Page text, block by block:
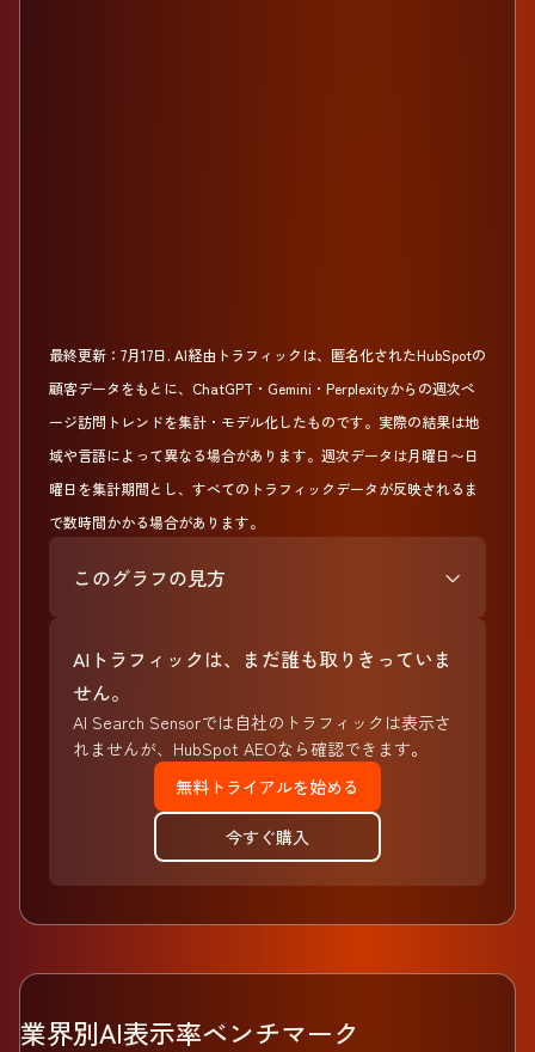
最終更新： 7月17日. AI経由トラフィックは、匿名化されたHubSpotの
顧客データをもとに、ChatGPT・Gemini・Perplexityからの週次ペ
ージ訪問トレンドを集計・モデル化したものです。実際の結果は地
域や言語によって異なる場合があります。週次データは月曜日〜日
曜日を集計期間とし、すべてのトラフィックデータが反映されるま
で数時間かかる場合があります。
このグラフの見方
AIトラフィックは、まだ誰も取りきっていま
せん。
AI Search Sensorでは自社のトラフィックは表示さ
れませんが、HubSpot AEOなら確認できます。
無料トライアルを始める
今すぐ購入
業界別AI表示率ベンチマーク